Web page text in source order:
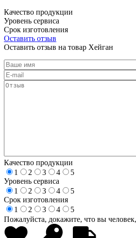
Качество продукции
Уровень сервиса
Срок изготовления
Оставить отзыв
Оставить отзыв на товар Хейган
Качество продукции
1
2 3 4
5
Уровень сервиса
1
2 3 4
5
Срок изготовления
1
2 3 4
5
Пожалуйста, докажите, что вы